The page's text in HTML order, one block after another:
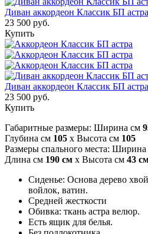
Диван аккордеон Классик БП астра
23 500 руб.
Купить
Диван аккордеон Классик БП астра
23 500 руб.
Купить
Габаритные размеры: Ширина см
Глубина см 105 x Высота см 105
Размеры спального места:
Длина см 190 см x Высота см 43
Сиденье: Основа дерево
войлок, ватин.
Средней жесткости
Обивка: ткань астра велюр.
Есть ящик для белья.